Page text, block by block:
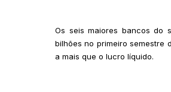
Os seis maiores bancos do
bilhões no primeiro semestre
a mais que o lucro líquido.